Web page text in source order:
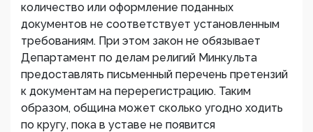
количество или оформление поданных
документов не соответствует установленным
требованиям. При этом закон не обязывает
Департамент по делам религий Минкульта
предоставлять письменный перечень претензий
к документам на перерегистрацию. Таким
образом, община может сколько угодно ходить
по кругу, пока в уставе не появится